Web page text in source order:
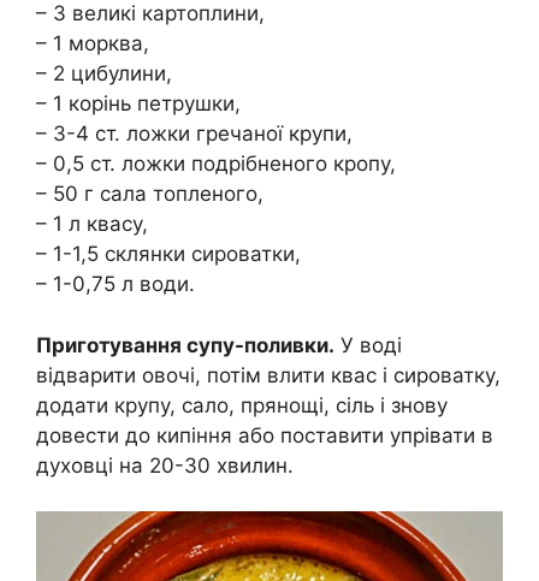
– 3 великі картоплини,
– 1 морква,
– 2 цибулини,
– 1 корінь петрушки,
– 3-4 ст. ложки гречаної крупи,
– 0,5 ст. ложки подрібненого кропу,
– 50 г сала топленого,
– 1 л квасу,
– 1-1,5 склянки сироватки,
– 1-0,75 л води.
Приготування супу-поливки. У воді
відварити овочі, потім влити квас і сироватку,
додати крупу, сало, прянощі, сіль і знову
довести до кипіння або поставити упрівати в
духовці на 20-30 хвилин.